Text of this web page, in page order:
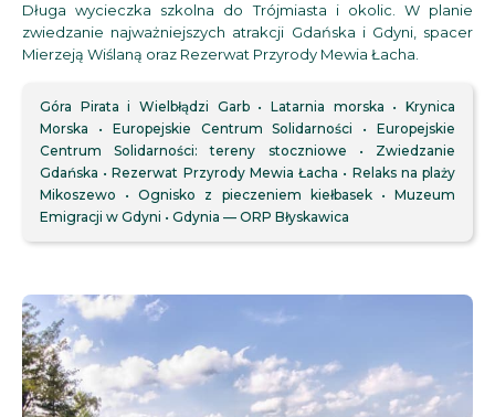
Długa wycieczka szkolna do Trójmiasta i okolic. W planie
zwiedzanie najważniejszych atrakcji Gdańska i Gdyni, spacer
Mierzeją Wiślaną oraz Rezerwat Przyrody Mewia Łacha.
Góra Pirata i Wielbłądzi Garb Latarnia morska
Krynica
Morska
Europejskie Centrum Solidarności
Europejskie
Centrum Solidarności: tereny stoczniowe
Zwiedzanie
Gdańska
Rezerwat Przyrody Mewia Łacha
Relaks na plaży
Mikoszewo
Ognisko z pieczeniem kiełbasek
Muzeum
Emigracji w Gdyni
Gdynia — ORP Błyskawica